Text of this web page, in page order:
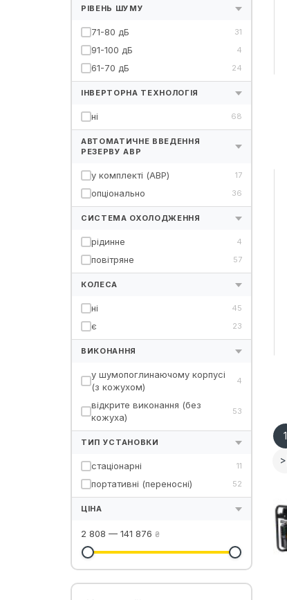
РІВЕНЬ ШУМУ
71-80 дБ 31
91-100 дБ 4
61-70 дБ 24
ІНВЕРТОРНА ТЕХНОЛОГІЯ
ні 68
АВТОМАТИЧНЕ ВВЕДЕННЯ
РЕЗЕРВУ АВР
у комплекті (АBP) 17
опціонально 36
СИСТЕМА ОХОЛОДЖЕННЯ
рідинне 4
повітряне 57
КОЛЕСА
ні 45
є 23
ВИКОНАННЯ
у шумопоглинаючому корпусі
(з кожухом)
4
відкрите виконання (без
кожуха)
53
ТИП УСТАНОВКИ
стаціонарні 11
портативні (переносні) 52
ЦІНА
2 808 — 141 876 ₴
1
>|